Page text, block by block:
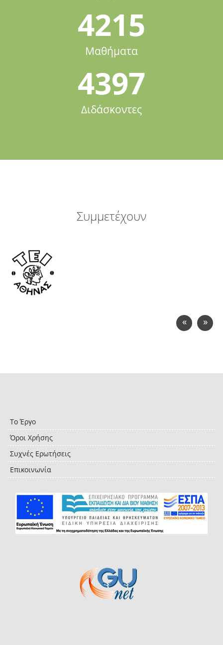
4215
Μαθήματα
4397
Διδάσκοντες
Συμμετέχουν
« »
Το Έργο
Όροι Χρήσης
Συχνές Ερωτήσεις
Επικοινωνία